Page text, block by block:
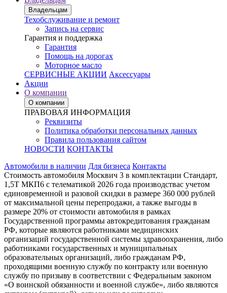
Владельцам
Техобслуживание и ремонт
Запись на сервис
Гарантия и поддержка
Гарантия
Помощь на дорогах
Моторное масло
СЕРВИСНЫЕ АКЦИИ Аксессуары
Акции
О компании
О компании
ПРАВОВАЯ ИНФОРМАЦИЯ
Реквизиты
Политика обработки персональных данных
Правила пользования сайтом
НОВОСТИ КОНТАКТЫ
Автомобили в наличии Для бизнеса Контакты
Стоимость автомобиля Москвич 3 в комплектации Стандарт,
1,5Т МКП6 с телематикой 2026 года производствас учетом
единовременной и разовой скидки в размере 360 000 рублей
от максимальной цены перепродажи, а также выгоды в
размере 20% от стоимости автомобиля в рамках
Государственной программы автокредитования гражданам
РФ, которые являются работниками медицинских
организаций государственной системы здравоохранения, либо
работниками государственных и муниципальных
образовательных организаций, либо гражданам РФ,
проходящими военную службу по контракту или военную
службу по призыву в соответствии с Федеральным законом
«О воинской обязанности и военной службе», либо являются